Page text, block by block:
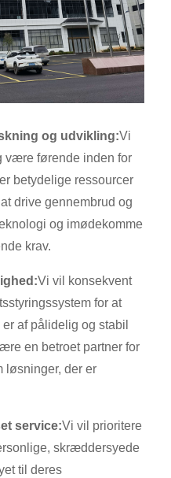
og udvikling:Vi
være førende inden for
betydelige ressourcer
drive gennembrud og
og imødekomme
krav.
Vi vil konsekvent
for at
af pålidelig og stabil
en betroet partner for
løsninger, der er
service:Vi vil prioritere
skræddersyede
til deres